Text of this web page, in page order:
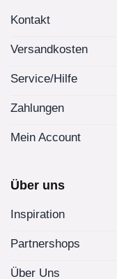
Kontakt
Versandkosten
Service/Hilfe
Zahlungen
Mein Account
Über uns
Inspiration
Partnershops
Über Uns